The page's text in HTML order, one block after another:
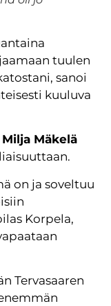
tuulen
sanoi
kuuluva
Milja Mäkelä
on ja soveltuu
Korpela,
Tervasaaren